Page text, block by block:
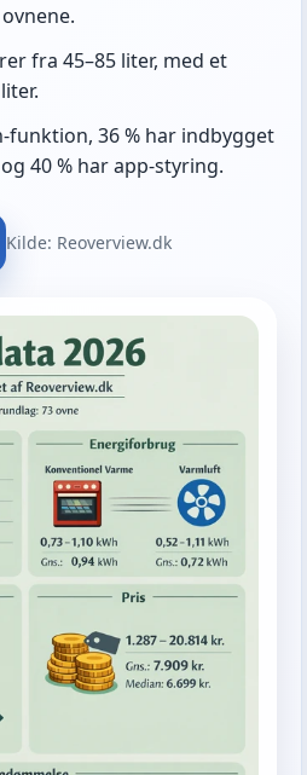
fra 45–85 liter, med et
funktion, 36 % har indbygget
40 % har app-styring.
Kilde: Reoverview.dk